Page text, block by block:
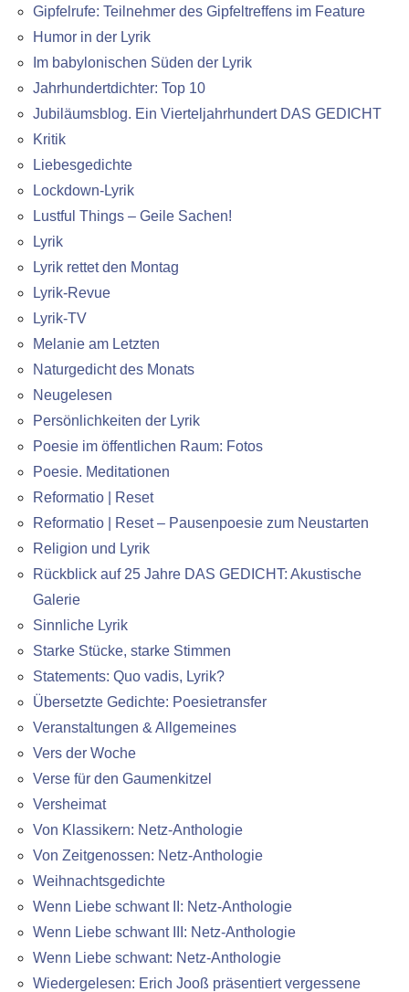
Gipfelrufe: Teilnehmer des Gipfeltreffens im Feature
Humor in der Lyrik
Im babylonischen Süden der Lyrik
Jahrhundertdichter: Top 10
Jubiläumsblog. Ein Vierteljahrhundert DAS GEDICHT
Kritik
Liebesgedichte
Lockdown-Lyrik
Lustful Things – Geile Sachen!
Lyrik
Lyrik rettet den Montag
Lyrik-Revue
Lyrik-TV
Melanie am Letzten
Naturgedicht des Monats
Neugelesen
Persönlichkeiten der Lyrik
Poesie im öffentlichen Raum: Fotos
Poesie. Meditationen
Reformatio | Reset
Reformatio | Reset – Pausenpoesie zum Neustarten
Religion und Lyrik
Rückblick auf 25 Jahre DAS GEDICHT: Akustische
Galerie
Sinnliche Lyrik
Starke Stücke, starke Stimmen
Statements: Quo vadis, Lyrik?
Übersetzte Gedichte: Poesietransfer
Veranstaltungen & Allgemeines
Vers der Woche
Verse für den Gaumenkitzel
Versheimat
Von Klassikern: Netz-Anthologie
Von Zeitgenossen: Netz-Anthologie
Weihnachtsgedichte
Wenn Liebe schwant II: Netz-Anthologie
Wenn Liebe schwant III: Netz-Anthologie
Wenn Liebe schwant: Netz-Anthologie
Wiedergelesen: Erich Jooß präsentiert vergessene